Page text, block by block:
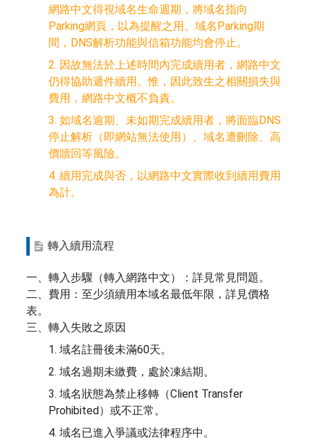
網路中文得視域名生命週期，將域名指向
Parking網頁，以為提醒之用。域名Parking期
間，DNS解析功能與信箱功能均會停止。
2. 因故無法於上述時間內完成續用者，網路中文
仍得協助遞件續用。惟，因此致生之相關損失與
費用，網路中文概不負責。
3. 如域名逾期、未如期完成續用者，將面臨DNS
停止解析（即網站無法使用）、域名遭刪除、高
價贖回等風險。
4. 續用完成與否，以網路中文實際收到續用費用
為計。
轉入續用流程
一、轉入步驟（轉入網路中文）：詳見常見問題。
二、費用：至少須續用本域名最低年限，詳見價格
表。
三、轉入失敗之原因
1. 域名註冊後未滿60天。
2. 域名過期未繳費，處於凍結期。
3. 域名狀態為禁止移轉（Client Transfer
Prohibited）或不正常。
4. 域名已進入爭議或法律程序中。